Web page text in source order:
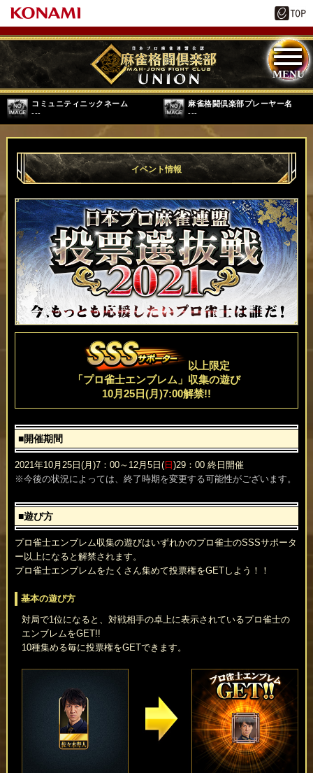
コミュニティニックネーム
---
麻雀格闘倶楽部プレーヤー名
---
イベント情報
以上限定
「プロ雀士エンブレム」収集の遊び
10月25日(月)7:00解禁!!
■開催期間
2021年10月25日(月)7：00～12月5日(日 )29：00 終日開催
※今後の状況によっては、終了時期を変更する可能性がございます。
■遊び方
プロ雀士エンブレム収集の遊びはいずれかのプロ雀士のSSSサポータ
ー以上になると解禁されます。
プロ雀士エンブレムをたくさん集めて投票権をGETしよう！！
基本の遊び方
対局で1位になると、対戦相手の卓上に表示されているプロ雀士の
エンブレムをGET!!
10種集める毎に投票権をGETできます。